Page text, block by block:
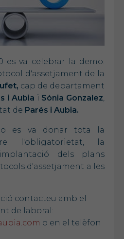
es va celebrar la demo:
d'assetjament de la
cap de departament
i Aubia i Sónia Gonzalez,
de Parés i Aubia.
es va donar tota la
l'obligatorietat, la
dels plans
d'assetjament a les
contacteu amb el
de laboral:
o en el telèfon